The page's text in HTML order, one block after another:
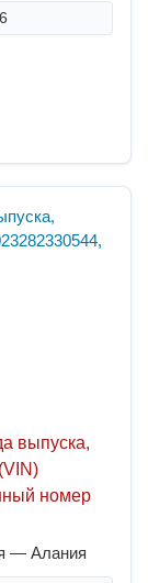
выпуска,
номер
— Алания